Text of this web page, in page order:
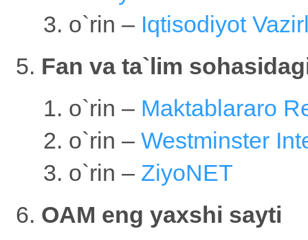
o`rin – Iqtisodiyot
Fan va ta`lim
o`rin – Maktablararo
o`rin – Westminster
o`rin – ZiyoNET
OAM eng yaxshi sayti